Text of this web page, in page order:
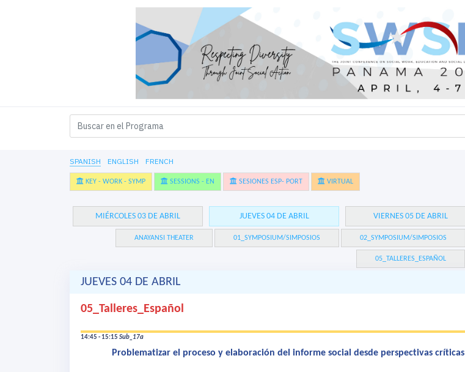
SPANISH ENGLISH FRENCH
KEY - WORK - SYMP SESSIONS - EN SESIONES ESP- PORT VIRTUAL
MIÉRCOLES 03 DE ABRIL JUEVES 04 DE ABRIL VIERNES 05 DE ABRIL
ANAYANSI THEATER 01_SYMPOSIUM/SIMPOSIOS 02_SYMPOSIUM/SIMPOSIOS
05_TALLERES_ESPAÑOL
JUEVES 04 DE ABRIL
05_Talleres_Español
14:45 - 15:15 Sub_17a
Problematizar el proceso y elaboración del informe social desde perspectivas críticas